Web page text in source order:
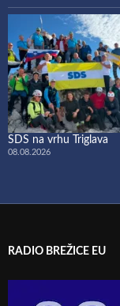
SDS na vrhu Triglava
08.08.2026
RADIO BREŽICE EU